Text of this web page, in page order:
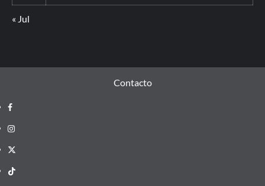
« Jul
Contacto